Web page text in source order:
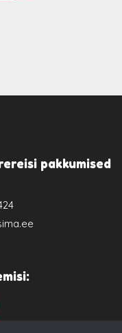
pakkumised